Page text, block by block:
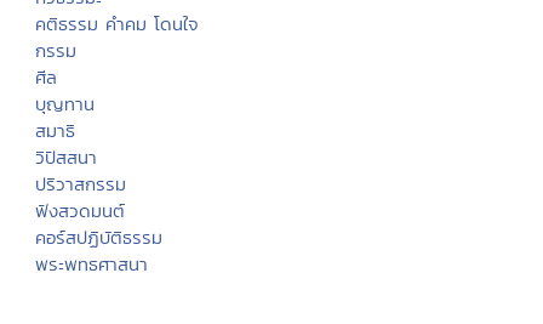
คติธรรม คำคม โดนใจ
กรรม
ศีล
บุญทาน
สมาธิ
วิปัสสนา
ปริวาสกรรม
ฟังสวดมนต์
คอร์สปฏิบัติธรรม
พระพุทธศาสนา